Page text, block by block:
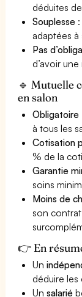
déduites
Souplesse
adaptées
Pas
d’avoir
🔹 Mutuelle
en salon
Obligatoire
à tous les
Cotisation
% de la
Garantie
soins
Moins de
son
👉 En
Un
déduire les
Unsalarié